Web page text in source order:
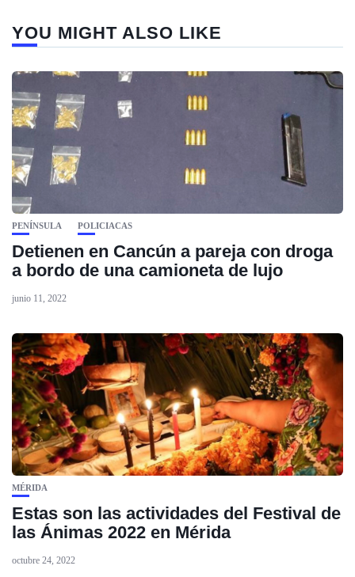
YOU MIGHT ALSO LIKE
PENÍNSULA POLICIACAS
Detienen en Cancún a pareja con droga
a bordo de una camioneta de lujo
junio 11, 2022
MÉRIDA
Estas son las actividades del Festival de
las Ánimas 2022 en Mérida
octubre 24, 2022